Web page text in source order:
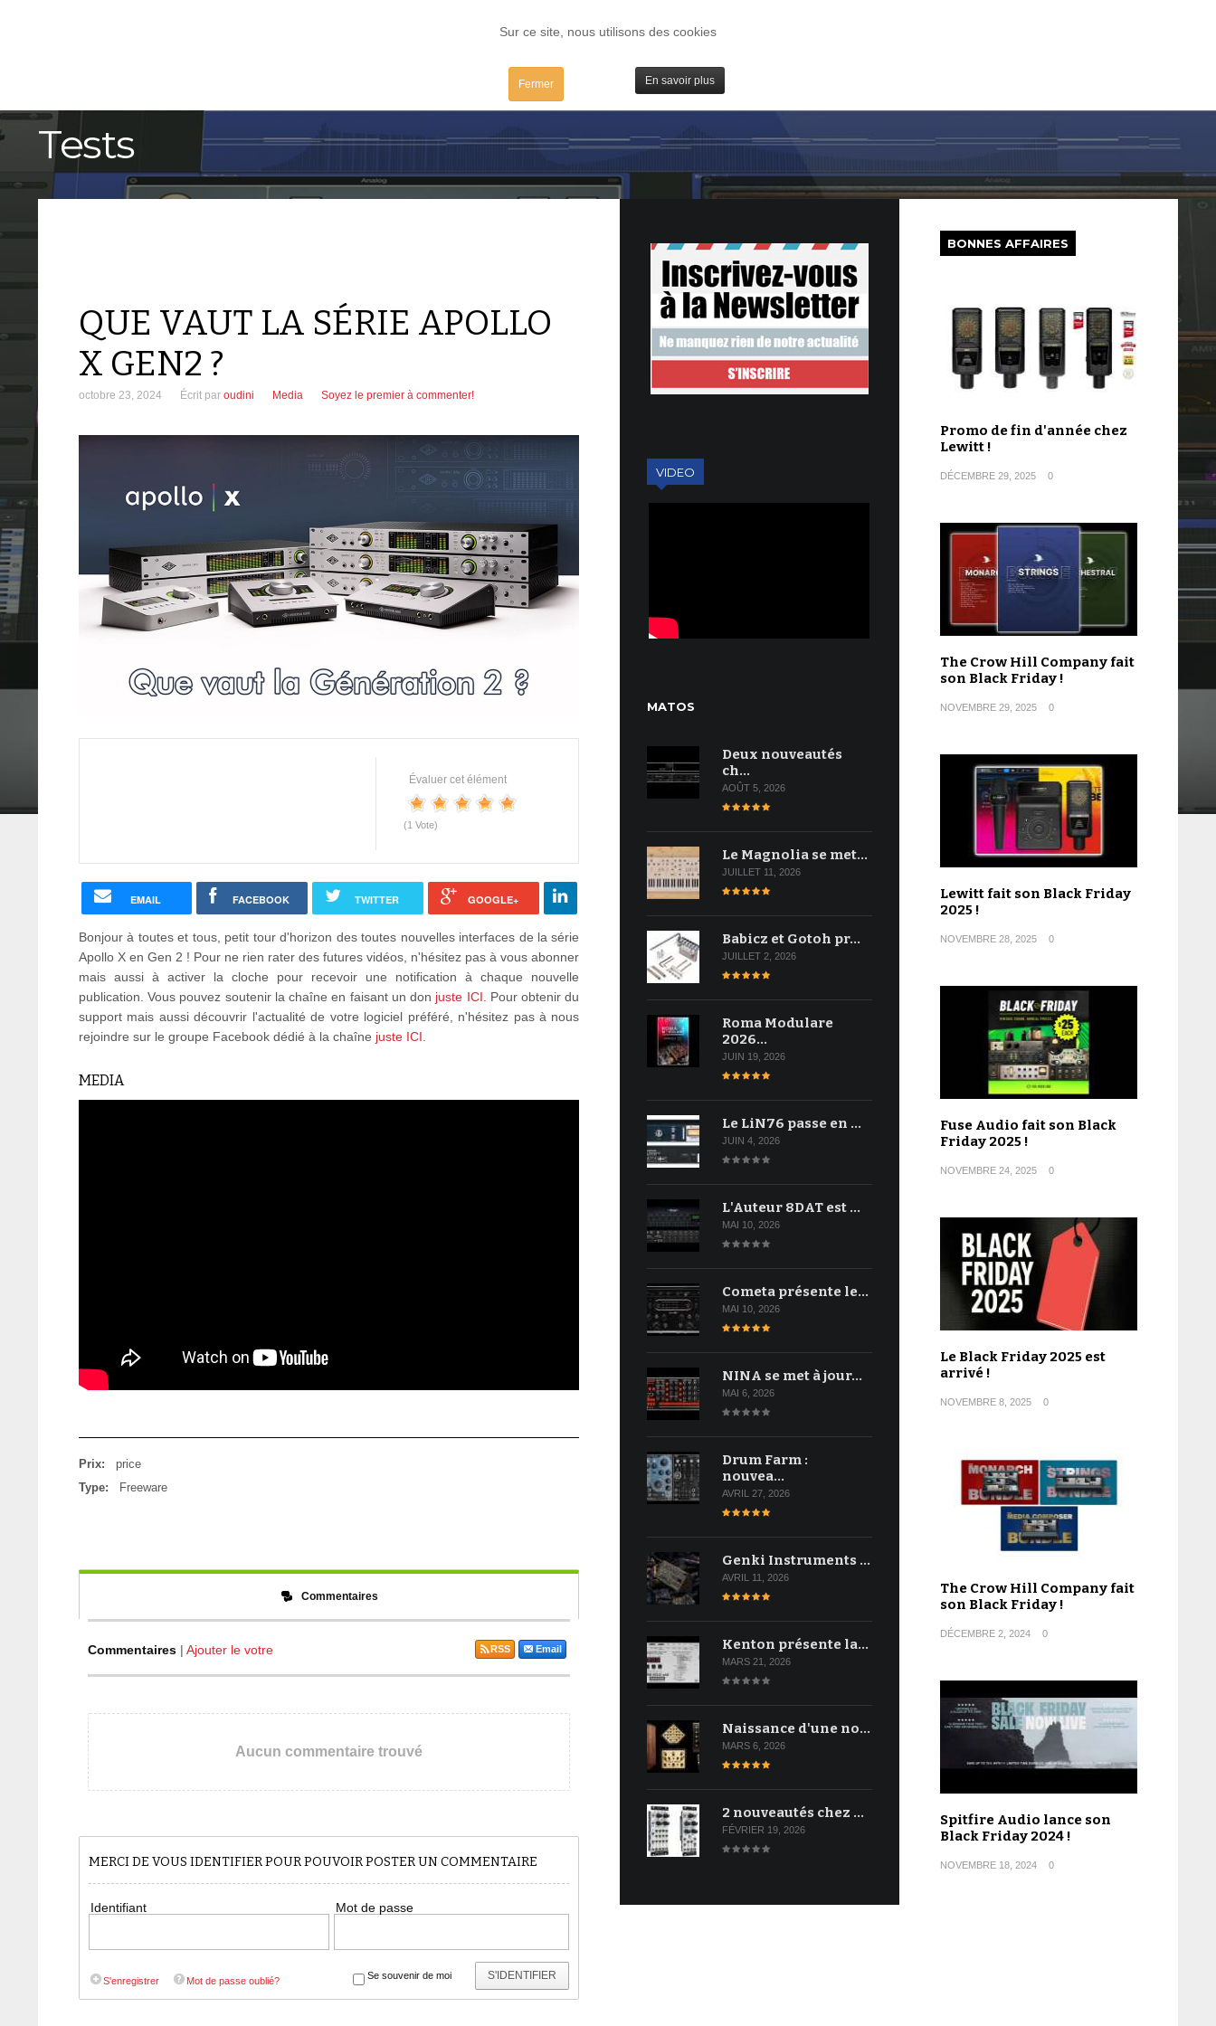
Sur ce site, nous utilisons des cookies
Fermer En savoir plus
TESTS IBIDULES / MAC PLUGS / IV
Tests
QUE VAUT LA SÉRIE APOLLO
X GEN2 ?
octobre 23, 2024 Écrit par oudini Media Soyez le premier à commenter!
Évaluer cet élément
(1 Vote)
EMAIL FACEBOOK TWITTER GOOGLE+
Bonjour à toutes et tous, petit tour d'horizon des toutes nouvelles interfaces de la série
Apollo X en Gen 2 ! Pour ne rien rater des futures vidéos, n'hésitez pas à vous abonner
mais aussi à activer la cloche pour recevoir une notification à chaque nouvelle
publication. Vous pouvez soutenir la chaîne en faisant un don juste ICI. Pour obtenir du
support mais aussi découvrir l'actualité de votre logiciel préféré, n'hésitez pas à nous
rejoindre sur le groupe Facebook dédié à la chaîne juste ICI.
MEDIA
Prix:
price
Type:
Freeware
Commentaires
Commentaires | Ajouter le votre Email
RSS
Aucun commentaire trouvé
MERCI DE VOUS IDENTIFIER POUR POUVOIR POSTER UN COMMENTAIRE
Identifiant Mot de passe
S'IDENTIFIER
Se souvenir de moi
S'enregistrer Mot de passe oublié?
VIDEO
MATOS
Deux nouveautés
ch…
AOÛT 5, 2026
Le Magnolia se met…
JUILLET 11, 2026
Babicz et Gotoh pr…
JUILLET 2, 2026
Roma Modulare
2026…
JUIN 19, 2026
Le LiN76 passe en …
JUIN 4, 2026
L'Auteur 8DAT est …
MAI 10, 2026
Cometa présente le…
MAI 10, 2026
NINA se met à jour…
MAI 6, 2026
Drum Farm :
nouvea…
AVRIL 27, 2026
Genki Instruments …
AVRIL 11, 2026
Kenton présente la…
MARS 21, 2026
Naissance d'une no…
MARS 6, 2026
2 nouveautés chez …
FÉVRIER 19, 2026
BONNES AFFAIRES
Promo de fin d'année chez
Lewitt !
DÉCEMBRE 29, 2025 0
The Crow Hill Company fait
son Black Friday !
NOVEMBRE 29, 2025 0
Lewitt fait son Black Friday
2025 !
NOVEMBRE 28, 2025 0
Fuse Audio fait son Black
Friday 2025 !
NOVEMBRE 24, 2025 0
Le Black Friday 2025 est
arrivé !
NOVEMBRE 8, 2025 0
The Crow Hill Company fait
son Black Friday !
DÉCEMBRE 2, 2024 0
Spitfire Audio lance son
Black Friday 2024 !
NOVEMBRE 18, 2024 0